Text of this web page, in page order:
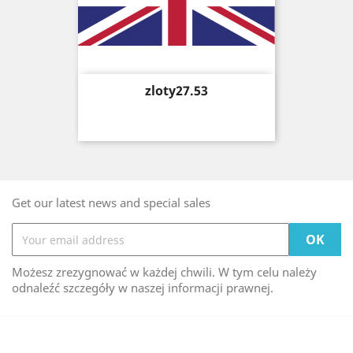
Price
zloty27.53
Get our latest news and special sales
Możesz zrezygnować w każdej chwili. W tym celu należy
odnaleźć szczegóły w naszej informacji prawnej.